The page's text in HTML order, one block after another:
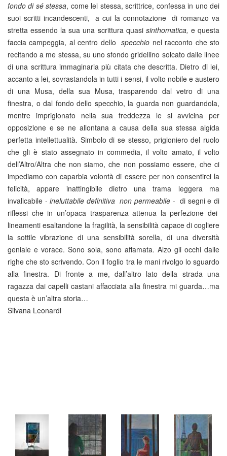
fondo di sé stessa, come lei stessa, scrittrice, confessa in uno dei
suoi scritti incandescenti, a cui la connotazione di romanzo va
stretta essendo la sua una scrittura quasi sinthomatica, e questa
faccia campeggia, al centro dellospecchio nel racconto che sto
recitando a me stessa, su uno sfondo gridellino solcato dalle linee
di una scrittura immaginaria più citata che descritta. Dietro di lei,
accanto a lei, sovrastandola in tutti i sensi, il volto nobile e austero
di una Musa, della sua Musa, trasparendo dal vetro di una
finestra, o dal fondo dello specchio, la guarda non guardandola,
mentre imprigionato nella sua freddezza le si avvicina per
opposizione e se ne allontana a causa della sua stessa algida
perfetta intellettualità. Simbolo di se stesso, prigioniero del ruolo
che gli è stato assegnato in commedia, il volto amato, il volto
dell’Altro/Altra che non siamo, che non possiamo essere, che ci
impediamo con caparbia volontà di essere per non consentirci la
felicità, appare inattingibile dietro una trama leggera ma
invalicabile -ineluttabile definitiva non permeabile - di segni e di
riflessi che in un’opaca trasparenza attenua la perfezione dei
lineamenti esaltandone la fragilità, la sensibilità capace di cogliere
la sottile vibrazione di una sensibilità sorella, di una diversità
geniale e vorace. Sono sola, sono affamata. Alzo gli occhi dalle
righe che sto scrivendo. Con il foglio tra le mani rivolgo lo sguardo
alla finestra. Di fronte a me, dall’altro lato della strada una
ragazza dai capelli castani affacciata alla finestra mi guarda…ma
questa è un’altra storia…
Silvana Leonardi